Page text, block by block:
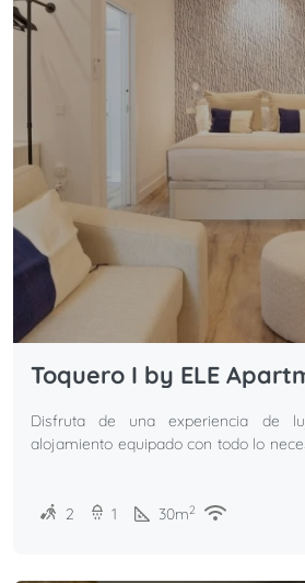
Toquero I by ELE
Disfruta de una experiencia de
alojamiento equipado con todo lo
2 1 30m2